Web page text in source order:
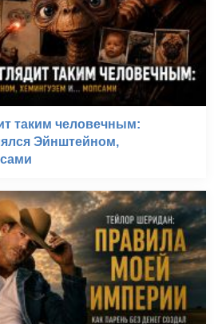
таким человечным:
Эйнштейном,